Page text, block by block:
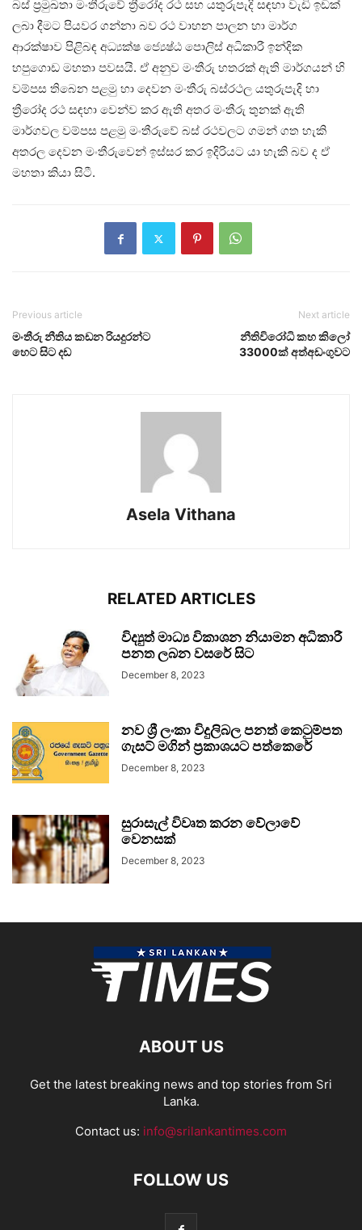
බස් ප්‍රමුඛතා මංතීරුවේ ත්‍රීරෝද රථ සහ යතුරුපැදි සඳහා වැඩි ඉඩක්
ලබා දීමට පියවර ගන්නා බව රථ වාහන පාලන හා මාර්ග
ආරක්ෂාව පිළිබඳ අධ්‍යක්ෂ ජ්‍යෙෂ්ඨ පොලිස් අධිකාරී ඉන්දික
හපුගොඩ මහතා පවසයි. ඒ අනුව මංතීරු හතරක් ඇති මාර්ගයන් හි
වම්පස තිබෙන පළමු හා දෙවන මංතීරු බස්රථල යතුරුපැදි හා
ත්‍රීරෝද රථ සඳහා වෙන්ව කර ඇති අතර මංතීරු තුනක් ඇති
මාර්ගවල වම්පස පළමු මංතීරුවේ බස් රථවලට ගමන් ගත හැකි
අතරල දෙවන මංතීරුවෙන් ඉස්සර කර ඉදිරියට යා හැකි බව ද ඒ
මහතා කියා සිටී.
Previous article
මංතීරු නීතිය කඩන රියදුරන්ට
හෙට සිට දඩ
Next article
නීතිවිරෝධි කහ කිලෝ
33000ක් අත්අඩංගුවට
Asela Vithana
RELATED ARTICLES
විද්‍යුත් මාධ්‍ය විකාශන නියාමන අධිකාරී
පනත ලබන වසරේ සිට
December 8, 2023
නව ශ්‍රී ලංකා විදුලිබල පනත් කෙටුම්පත
ගැසට් මගින් ප්‍රකාශයට පත්කෙරේ
December 8, 2023
සුරාසැල් විවෘත කරන වේලාවේ
වෙනසක්
December 8, 2023
ABOUT US
Get the latest breaking news and top stories from Sri
Lanka.
Contact us: info@srilankantimes.com
FOLLOW US